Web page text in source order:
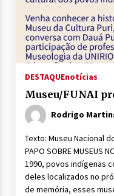
DESTAQUEnotícias
Museu/FUNAI
Rodrigo
Texto: Museu Nacional
PAPO SOBRE MUSEUS
1990, povos indígenas
deles localizados no
de memória, esses